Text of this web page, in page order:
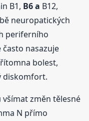
B1, B6 a B12,
neuropatických
periferního
nasazuje
bolest,
diskomfort.
všímat změn tělesné
N přímo